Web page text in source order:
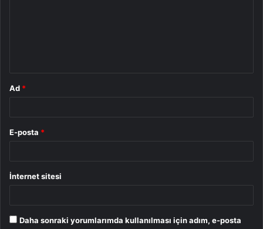
Ad *
E-posta *
İnternet sitesi
Daha sonraki yorumlarımda kullanılması için adım, e-posta